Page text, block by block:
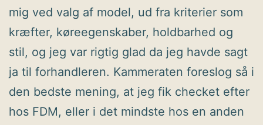
mig ved valg af model, ud fra kriterier som
kræfter, køreegenskaber, holdbarhed og
stil, og jeg var rigtig glad da jeg havde sagt
ja til forhandleren. Kammeraten foreslog så i
den bedste mening, at jeg fik checket efter
hos FDM, eller i det mindste hos en anden